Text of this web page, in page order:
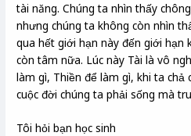
tài năng. Chúng ta nhìn thấy
nhưng chúng ta không còn nhìn
qua hết giới hạn này đến giới hạn
còn tâm nữa. Lúc này Tài là vô
làm gì, Thiền để làm gì, khi ta chả
cuộc đời chúng ta phải sống mà
Tôi hỏi bạn học sinh